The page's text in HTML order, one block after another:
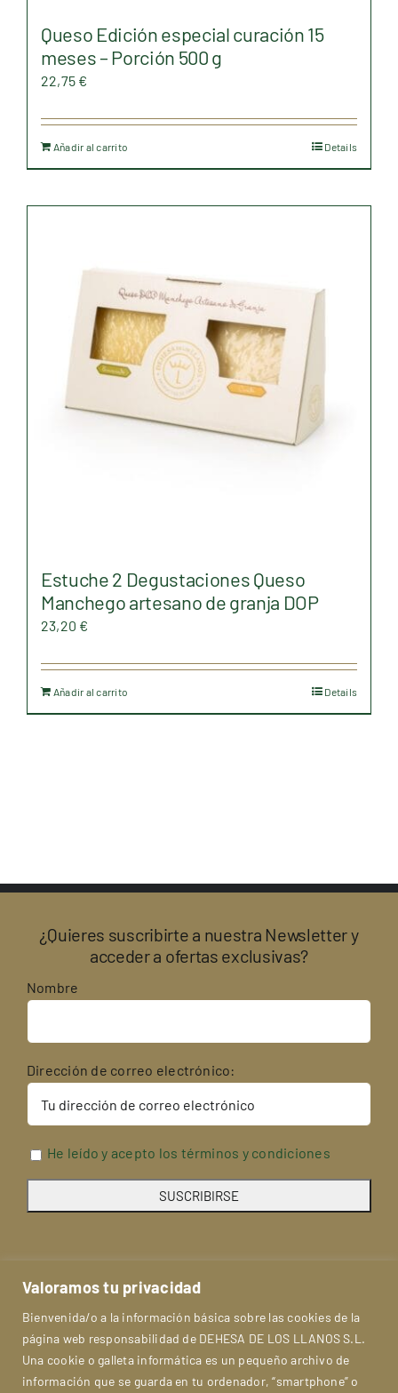
Valoramos tu privacidad
Bienvenida/o a la información básica sobre las cookies de la
página web responsabilidad de DEHESA DE LOS LLANOS S.L.
Una cookie o galleta informática es un pequeño archivo de
información que se guarda en tu ordenador, “smartphone” o
Queso Edición especial curación 15
meses – Porción 500 g
22,75 €
Añadir al carrito Details
Estuche 2 Degustaciones Queso
Manchego artesano de granja DOP
23,20 €
Añadir al carrito Details
¿Quieres suscribirte a nuestra Newsletter y
acceder a ofertas exclusivas?
Nombre
Dirección de correo electrónico:
He leído y acepto los términos y condiciones